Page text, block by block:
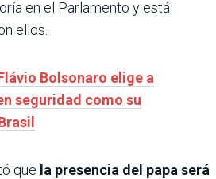
en el Parlamento y está
ellos.
Bolsonaro elige a
seguridad como su
que la presencia del papa será